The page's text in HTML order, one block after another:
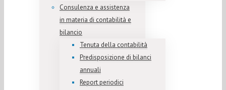
Consulenza e assistenza
in materia di contabilità e
bilancio
Tenuta della contabilità
Predisposizione di bilanci
annuali
Report periodici